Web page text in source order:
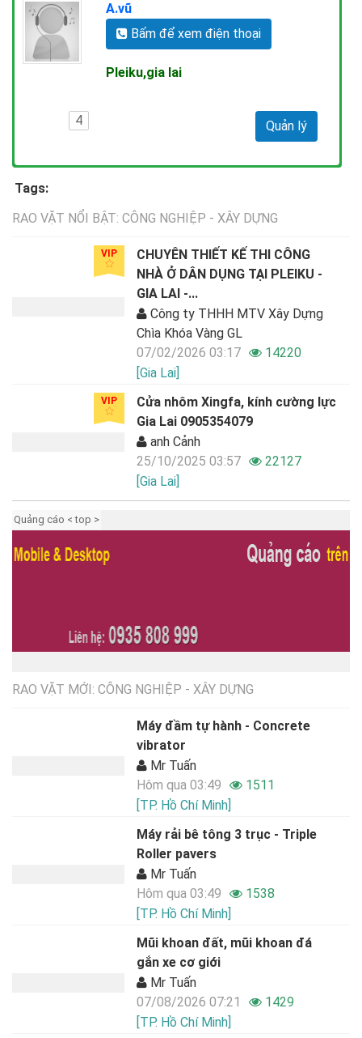
A.vũ
Bấm để xem điện thoại
Pleiku,gia lai
Quản lý
4
Tags:
RAO VẶT NỔI BẬT: CÔNG NGHIỆP - XÂY DỰNG
VIP
CHUYÊN THIẾT KẾ THI CÔNG
NHÀ Ở DÂN DỤNG TẠI PLEIKU -
GIA LAI -...
Công ty THHH MTV Xây Dựng
Chìa Khóa Vàng GL
07/02/2026 03:17
14220
[Gia Lai]
VIP
Cửa nhôm Xingfa, kính cường lực
Gia Lai 0905354079
anh Cảnh
25/10/2025 03:57
22127
[Gia Lai]
Quảng cáo < top >
RAO VẶT MỚI: CÔNG NGHIỆP - XÂY DỰNG
Máy đầm tự hành - Concrete
vibrator
Mr Tuấn
Hôm qua 03:49
1511
[TP. Hồ Chí Minh]
Máy rải bê tông 3 trục - Triple
Roller pavers
Mr Tuấn
Hôm qua 03:49
1538
[TP. Hồ Chí Minh]
Mũi khoan đất, mũi khoan đá
gắn xe cơ giới
Mr Tuấn
07/08/2026 07:21
1429
[TP. Hồ Chí Minh]